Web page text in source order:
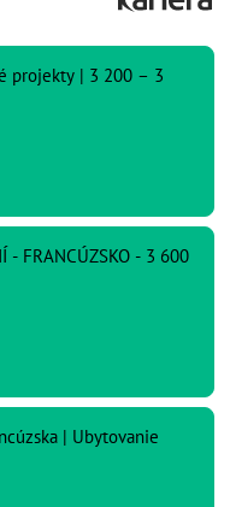
projekty | 3 200 – 3
- FRANCÚZSKO - 3 600
| Ubytovanie